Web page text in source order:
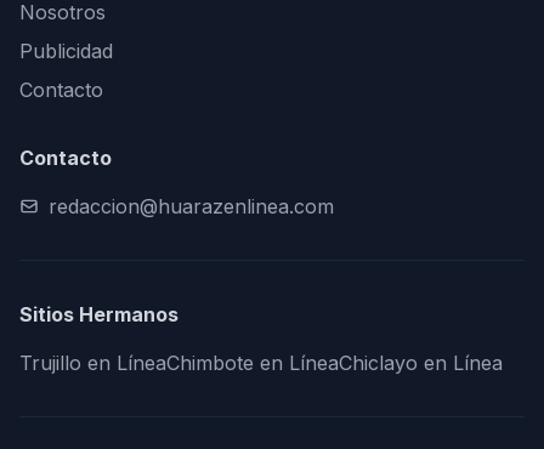
Nosotros
Publicidad
Contacto
Contacto
redaccion@huarazenlinea.com
Sitios Hermanos
Trujillo en LíneaChimbote en LíneaChiclayo en Línea